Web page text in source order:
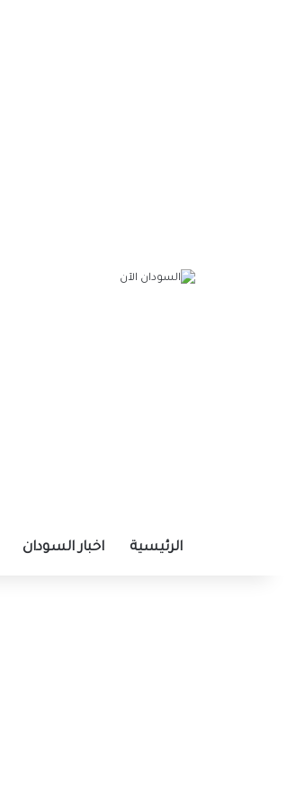
الرئيسية اخبار السودان